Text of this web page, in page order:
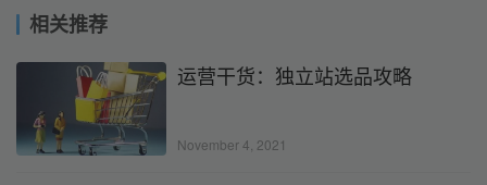
相关推荐
运营干货：独立站选品攻略
November 4, 2021